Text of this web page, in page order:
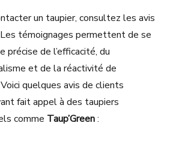
un taupier, consultez les avis
témoignages permettent de se
précise de l’efficacité, du
et de la réactivité de
quelques avis de clients
fait appel à des taupiers
comme Taup’Green: